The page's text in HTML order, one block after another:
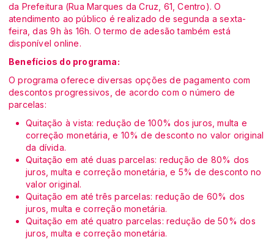
da Prefeitura (Rua Marques da Cruz, 61, Centro). O
atendimento ao público é realizado de segunda a sexta-
feira, das 9h às 16h. O termo de adesão também está
disponível online.
Benefícios do programa:
O programa oferece diversas opções de pagamento com
descontos progressivos, de acordo com o número de
parcelas:
Quitação à vista: redução de 100% dos juros, multa e
correção monetária, e 10% de desconto no valor original
da dívida.
Quitação em até duas parcelas: redução de 80% dos
juros, multa e correção monetária, e 5% de desconto no
valor original.
Quitação em até três parcelas: redução de 60% dos
juros, multa e correção monetária.
Quitação em até quatro parcelas: redução de 50% dos
juros, multa e correção monetária.